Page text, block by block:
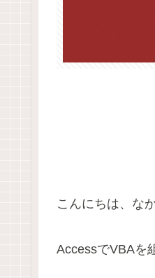
こんにちは、な
AccessでVBAを